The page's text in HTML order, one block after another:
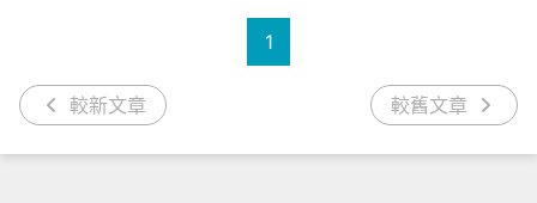
較新文章
1
較舊文章